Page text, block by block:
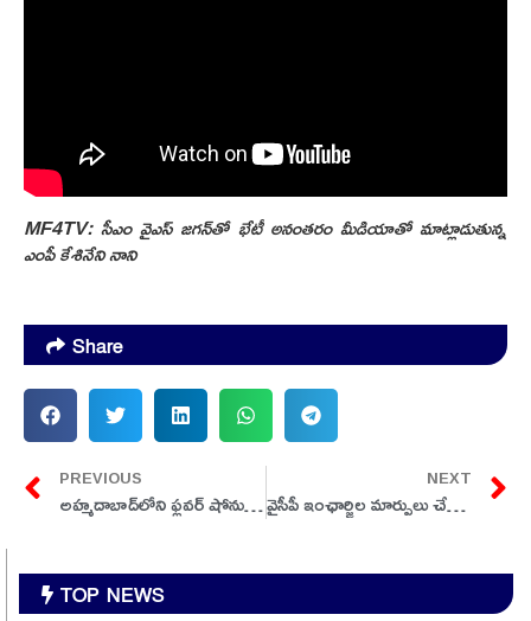
MF4TV: సీఎం వైఎస్‌ జగన్‌తో భేటీ అనంతరం మీడియాతో మాట్లాడుతున్న
ఎంపీ కేశినేని నాని
Share
PREVIOUS
అహ్మదాబాద్‌లోని ఫ్లవర్ షోను సందర్శించిన ప్రధాని మోదీ
NEXT
వైసీపీ ఇంఛార్జిల మార్పులు చేర్పులకు సంబంధించి మూడో జాబితా విడుదల…
TOP NEWS